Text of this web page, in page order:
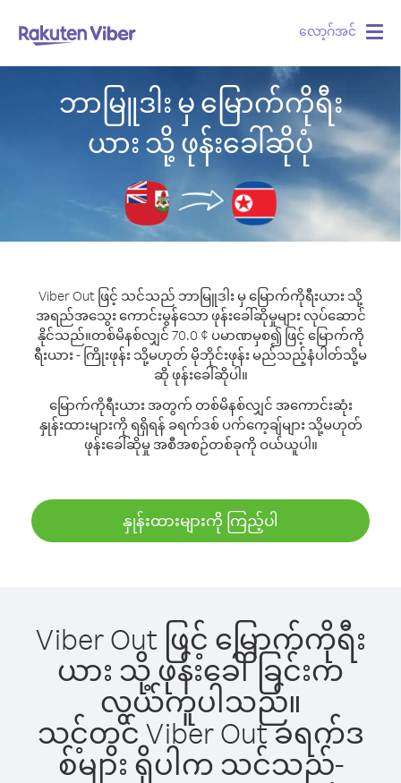
လော့ဂ်အင်
ဘာမြူဒါး မှ မြောက်ကိုရီး
ယား သို့ ဖုန်းခေါ်ဆိုပုံ
Viber Out ဖြင့် သင်သည် ဘာမြူဒါး မှ မြောက်ကိုရီးယား သို့
အရည်အသွေး ကောင်းမွန်သော ဖုန်းခေါ်ဆိုမှုများ လုပ်ဆောင်
နိုင်သည်။တစ်မိနစ်လျှင် 70.0 ¢ ပမာဏမှစ၍ ဖြင့် မြောက်ကို
ရီးယား - ကြိုးဖုန်း သို့မဟုတ် မိုဘိုင်းဖုန်း မည်သည့်နံပါတ်သို့မ
ဆို ဖုန်းခေါ်ဆိုပါ။
မြောက်ကိုရီးယား အတွက် တစ်မိနစ်လျှင် အကောင်းဆုံး
နှုန်းထားများကို ရရှိရန် ခရက်ဒစ် ပက်ကေ့ချ်များ သို့မဟုတ်
ဖုန်းခေါ်ဆိုမှု အစီအစဉ်တစ်ခုကို ဝယ်ယူပါ။
နှုန်းထားများကို ကြည့်ပါ
Viber Out ဖြင့် မြောက်ကိုရီး
ယား သို့ ဖုန်းခေါ်ခြင်းက
လွယ်ကူပါသည်။
သင့်တွင် Viber Out ခရက်ဒ
စ်များ ရှိပါက သင်သည်-